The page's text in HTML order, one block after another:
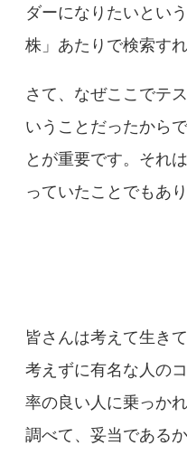
ダーになりたいとい
株」あたりで検索す
さて、なぜここでテ
いうことだったから
とが重要です。それ
っていたことでもあり
皆さんは考えて生き
考えずに有名な人の
率の良い人に乗っか
調べて、妥当である